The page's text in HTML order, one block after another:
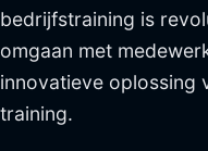
bedrijfstraining is
omgaan met
innovatieve oplossing
training.